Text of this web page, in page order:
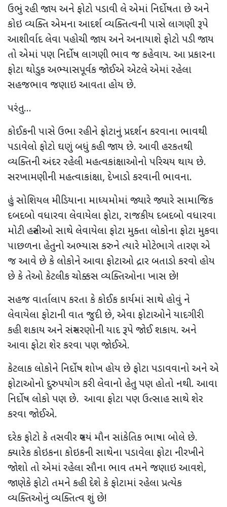
ઉભું રહી જાય અને ફોટો પડાવી લે એમાં નિર્દોષતા છે અને
કોઇ વ્યક્તિ એમના આદર્શ વ્યક્તિત્વની પાસે લાગણી રૂપે
આશીર્વાદ લેવા પહોચી જાય અને અનાયાશે ફોટો પડી જાય
તો એમાં પણ નિર્દોષ લાગણી ભાવ જ કહેવાય. આ પ્રકારના
ફોટા થોડુક અભ્યાસપૂર્વક જોઈએ એટલે એમાં રહેલા
સહજભાવ જણાઇ આવતા હોય છે.
પરંતુ...
કોઈકની પાસે ઉભા રહીને ફોટાનું પ્રદર્શન કરવાના ભાવથી
પડાવેલો ફોટો ઘણું બધું કહી જાય છે. આવી હરકતથી
વ્યક્તિની અંદર રહેલી મહત્વકાંક્ષાઓનો પરિચય થાય છે.
સરખામણીની મહત્વાકાંક્ષા, દેખાડો કરવાની ભાવના.
હું સોશિયલ મીડિયાના માધ્યમોમાં જ્યારે જ્યારે સામાજિક
દબદબો વધારવા લેવાયેલા ફોટા, રાજકીય દબદબો વધારવા
મોટી હસ્તીઓ સાથે લેવાયેલા ફોટા મુક્તા લોકોના ફોટા મુકવા
પાછળના હેતુનો અભ્યાસ કરુને ત્યારે મોટેભાગે તારણ એ
જ આવે છે કે લોકોને આવા ફોટાઓ દ્રાર બતાડો કરવો હોય
છે કે તેઓ કેટલીક ચોક્કસ વ્યક્તિઓના ખાસ છે!
સહજ વાર્તાલાપ કરતા કે કોઈક કાર્યમાં સાથે હોવું ને
લેવાયેલા ફોટાની વાત જુદી છે, એવા ફોટાઓને યાદગીરી
કહી શકાય અને સંસ્મરણોની યાદ રૂપે જોઈ શકાય. અને
આવા ફોટા શેર કરવા પણ જોઈએ.
કેટલાક લોકોને નિર્દોષ શોખ હોય છે ફોટા પડાવવાનો અને એ
ફોટાઓનો દુરુપયોગ કરી લેવાનો હેતુ પણ હોતો નથી. આવા
નિર્દોષ લોકો પણ છે. આવા ફોટા પણ ઉત્સાહ સાથે શેર
કરવા જોઈએ.
દરેક ફોટો કે તસવીર સ્વયં મૌન સાંકેતિક ભાષા બોલે છે.
ક્યારેક કોઇકના કોઇકની સાથેના પડાવેલા ફોટા નીરખીને
જોશો તો એમાં રહેલા સૌના ભાવ તમને જણાઇ આવશે,
જાણેકે ફોટો તમને કહી દેશે કે ફોટામાં રહેલા પ્રત્યેક
વ્યક્તિઓનું વ્યક્તિત્વ શું છે!